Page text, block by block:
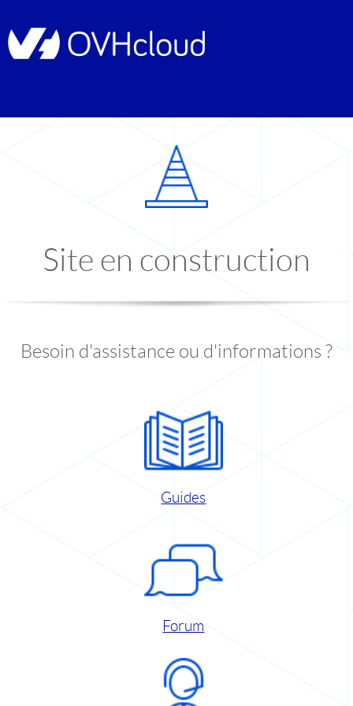
Site en construction
Besoin d'assistance ou d'informations ?
Guides
Forum